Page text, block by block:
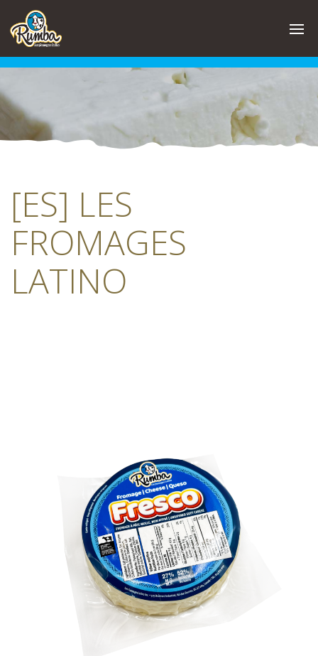
to
content
[ES] LES
FROMAGES
LATINO